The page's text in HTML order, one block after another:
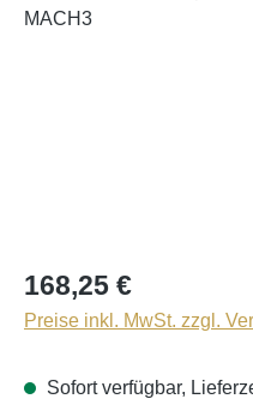
168,25 €
Preise inkl. MwSt. zzgl.
Sofort verfügbar,